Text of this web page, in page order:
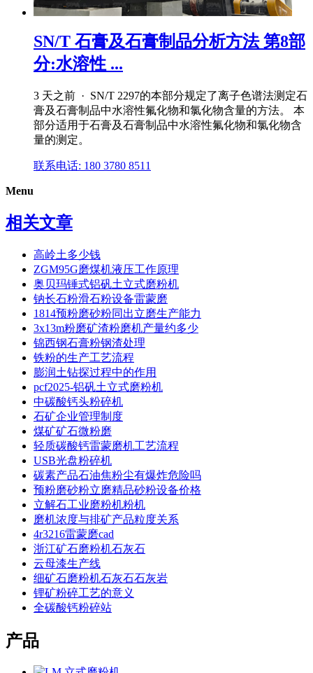
SN/T 石膏及石膏制品分析方法 第8部
分:水溶性 ...
3 天之前 · SN/T 2297的本部分规定了离子色谱法测定石
膏及石膏制品中水溶性氟化物和氯化物含量的方法。 本
部分适用于石膏及石膏制品中水溶性氟化物和氯化物含
量的测定。
联系电话: 180 3780 8511
Menu
相关文章
高岭土多少钱
ZGM95G磨煤机液压工作原理
奥贝玛锤式铝矾土立式磨粉机
钠长石粉滑石粉设备雷蒙磨
1814预粉磨砂粉同出立磨生产能力
3x13m粉磨矿渣粉磨机产量约多少
锦西钢石膏粉钢渣处理
铁粉的生产工艺流程
膨润土钻探过程中的作用
pcf2025-铝矾土立式磨粉机
中碳酸钙头粉碎机
石矿企业管理制度
煤矿矿石微粉磨
轻质碳酸钙雷蒙磨机工艺流程
USB光盘粉碎机
碳素产品石油焦粉尘有爆炸危险吗
预粉磨砂粉立磨精品砂粉设备价格
立解石工业磨粉机粉机
磨机浓度与排矿产品粒度关系
4r3216雷蒙磨cad
浙江矿石磨粉机石灰石
云母漆生产线
细矿石磨粉机石灰石石灰岩
锂矿粉碎工艺的意义
全碳酸钙粉碎站
产品